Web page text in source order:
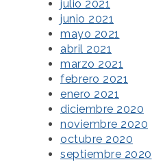
julio 2021
junio 2021
mayo 2021
abril 2021
marzo 2021
febrero 2021
enero 2021
diciembre 2020
noviembre 2020
octubre 2020
septiembre 2020